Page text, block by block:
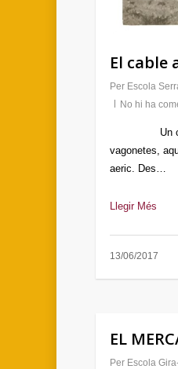
El cable
Per Escola
No hi ha
Un cop
vagonetes,
aeric. Des…
Llegir Més
13/06/2017
EL
Per Escola